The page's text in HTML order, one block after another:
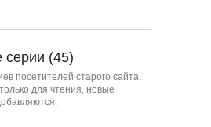
– Отошедшие в мир Барта
(45)
посетителей старого сайта.
для чтения, новые